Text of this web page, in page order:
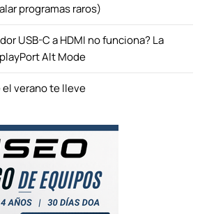
programas raros)
USB-C a HDMI no funciona? La
Alt Mode
verano te lleve